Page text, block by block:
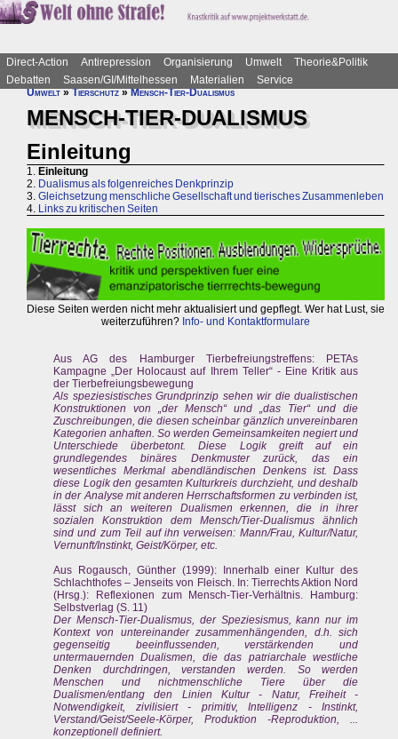
Direct-Action Antirepression Organisierung Umwelt
Theorie&Politik
Debatten
Saasen/GI/Mittelhessen Materialien
Service
Umwelt»Tierschutz»Mensch-Tier-Dualismus
MENSCH-TIER-DUALISMUS
Einleitung
1. Einleitung
2. Dualismus als folgenreiches Denkprinzip
3. Gleichsetzung menschliche Gesellschaft und tierisches Zusammenleben
4. Links zu kritischen Seiten
Diese Seiten werden nicht mehr aktualisiert und gepflegt. Wer hat Lust, sie
weiterzuführen? Info- und Kontaktformulare
Aus AG des Hamburger Tierbefreiungstreffens: PETAs
Kampagne „Der Holocaust auf Ihrem Teller“ - Eine Kritik aus
der Tierbefreiungsbewegung
Als speziesistisches Grundprinzip sehen wir die dualistischen
Konstruktionen von „der Mensch“ und „das Tier“ und die
Zuschreibungen, die diesen scheinbar gänzlich unvereinbaren
Kategorien anhaften. So werden Gemeinsamkeiten negiert und
Unterschiede überbetont. Diese Logik greift auf ein
grundlegendes binäres Denkmuster zurück, das ein
wesentliches Merkmal abendländischen Denkens ist. Dass
diese Logik den gesamten Kulturkreis durchzieht, und deshalb
in der Analyse mit anderen Herrschaftsformen zu verbinden ist,
lässt sich an weiteren Dualismen erkennen, die in ihrer
sozialen Konstruktion dem Mensch/Tier-Dualismus ähnlich
sind und zum Teil auf ihn verweisen: Mann/Frau, Kultur/Natur,
Vernunft/Instinkt, Geist/Körper, etc.
Aus Rogausch, Günther (1999): Innerhalb einer Kultur des
Schlachthofes – Jenseits von Fleisch. In: Tierrechts Aktion Nord
(Hrsg.): Reflexionen zum Mensch-Tier-Verhältnis. Hamburg:
Selbstverlag (S. 11)
Der Mensch-Tier-Dualismus, der Speziesismus, kann nur im
Kontext von untereinander zusammenhängenden, d.h. sich
gegenseitig beeinflussenden, verstärkenden und
untermauernden Dualismen, die das patriarchale westliche
Denken durchdringen, verstanden werden. So werden
Menschen und nichtmenschliche Tiere über die
Dualismen/entlang den Linien Kultur - Natur, Freiheit -
Notwendigkeit, zivilisiert - primitiv, Intelligenz - Instinkt,
Verstand/Geist/Seele-Körper, Produktion -Reproduktion, ...
konzeptionell definiert.